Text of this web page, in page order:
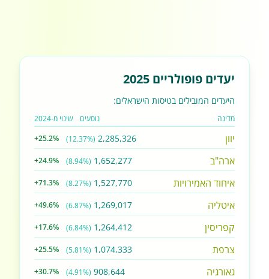
יעדים פופולריים 2025
היעדים המובילים בטיסות הישראלים:
מדינה נוסעים שינוי מ-2024
יוון 2,285,326
(12.37%)
+25.2%
ארה"ב 1,652,277
(8.94%)
+24.9%
איחוד האמירויות 1,527,770
(8.27%)
+71.3%
איטליה 1,269,017
(6.87%)
+49.6%
קפריסין 1,264,412
(6.84%)
+17.6%
צרפת 1,074,333
(5.81%)
+25.5%
גאורגיה 908,644
(4.91%)
+30.7%